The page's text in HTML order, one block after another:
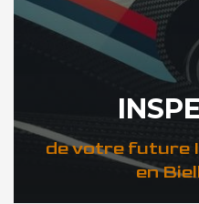
de votre future
en